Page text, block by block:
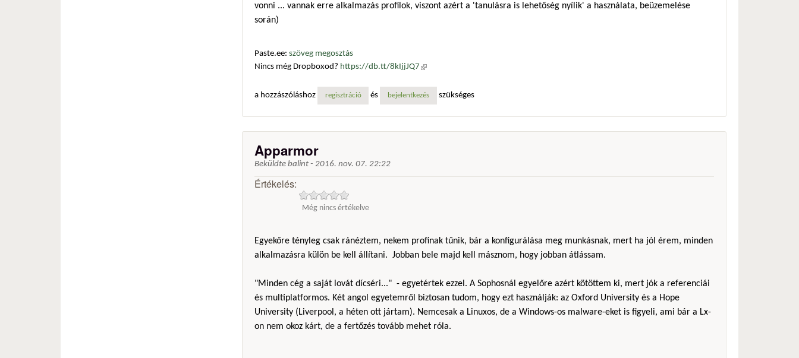
vonni ... vannak erre alkalmazás profilok, viszont azért a 'tanulásra is lehetőség nyílik' a használata, beüzemelése
során)
Paste.ee: szöveg megosztás
Nincs még Dropboxod? https://db.tt/8kIjjJQ7 (külső hivatkozás)
a hozzászóláshoz regisztráció és bejelentkezés szükséges
Apparmor
Beküldte balint - 2016. nov. 07. 22:22
Értékelés:
Még nincs értékelve
Egyekőre tényleg csak ránéztem, nekem profinak tűnik, bár a konfigurálása meg munkásnak, mert ha jól érem, minden
alkalmazásra külön be kell állítani. Jobban bele majd kell másznom, hogy jobban átlássam.
"Minden cég a saját lovát dícséri..." - egyetértek ezzel. A Sophosnál egyelőre azért kötöttem ki, mert jók a referenciái
és multiplatformos. Két angol egyetemről biztosan tudom, hogy ezt használják: az Oxford University és a Hope
University (Liverpool, a héten ott jártam). Nemcesak a Linuxos, de a Windows-os malware-eket is figyeli, ami bár a Lx-
on nem okoz kárt, de a fertőzés tovább mehet róla.